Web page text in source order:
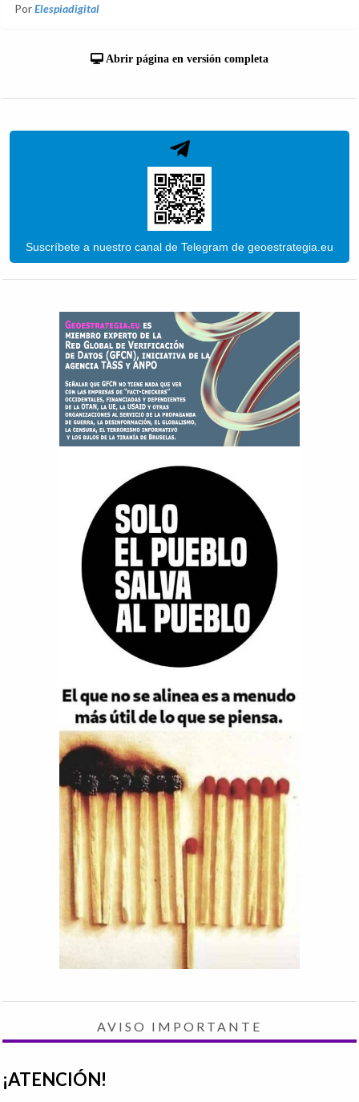
PorElespiadigital
Abrir página en versión completa
Suscríbete a nuestro canal de Telegram de geoestrategia.eu
AVISO IMPORTANTE
¡ATENCIÓN!